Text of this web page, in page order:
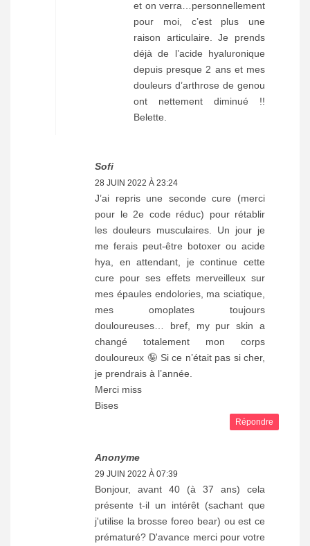
et on verra…personnellement
pour moi, c’est plus une
raison articulaire. Je prends
déjà de l’acide hyaluronique
depuis presque 2 ans et mes
douleurs d’arthrose de genou
ont nettement diminué !!
Belette.
Sofi
28 JUIN 2022 À 23:24
J’ai repris une seconde cure (merci
pour le 2e code réduc) pour rétablir
les douleurs musculaires. Un jour je
me ferais peut-être botoxer ou acide
hya, en attendant, je continue cette
cure pour ses effets merveilleux sur
mes épaules endolories, ma sciatique,
mes omoplates toujours
douloureuses… bref, my pur skin a
changé totalement mon corps
douloureux 🤪 Si ce n’était pas si cher,
je prendrais à l’année.
Merci miss
Bises
Répondre
Anonyme
29 JUIN 2022 À 07:39
Bonjour, avant 40 (à 37 ans) cela
présente t-il un intérêt (sachant que
j'utilise la brosse foreo bear) ou est ce
prématuré? D'avance merci pour votre